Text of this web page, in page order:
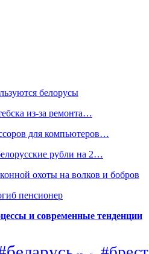
белорусы
из-за ремонта…
для компьютеров…
рубли на 2…
охоты на волков и бобров
пенсионер
и современные тенденции